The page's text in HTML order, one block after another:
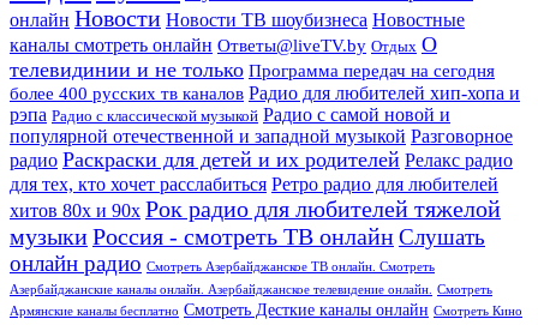
онлайн Новости Новости ТВ шоубизнеса Новостные
каналы смотреть онлайн Ответы@liveTV.by Отдых О
телевидинии и не только Программа передач на сегодня
более 400 русских тв каналов Радио для любителей хип-хопа и
рэпа Радио с классической музыкой Радио с самой новой и
популярной отечественной и западной музыкой Разговорное
радио Раскраски для детей и их родителей Релакс радио
для тех, кто хочет расслабиться Ретро радио для любителей
хитов 80х и 90х Рок радио для любителей тяжелой
музыкиРоссия - смотреть ТВ онлайнСлушать
онлайн радио Смотреть Азербайджанское ТВ онлайн. Смотреть
Азербайджанские каналы онлайн. Азербайджанское телевидение онлайн.
Смотреть
Армянские каналы бесплатно Смотреть Десткие каналы онлайн Смотреть Кино